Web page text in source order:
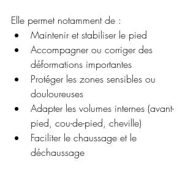
Elle permet notamment de :
Maintenir et stabiliser le pied
Accompagner ou corriger des
déformations importantes
Protéger les zones sensibles ou
douloureuses
Adapter les volumes internes (avant-
pied, cou-de-pied, cheville)
Faciliter le chaussage et le
déchaussage